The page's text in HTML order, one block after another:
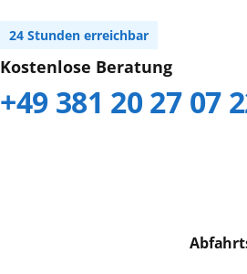
24 Stunden erreichbar
Kostenlose Beratung
+49 381 20 27 07